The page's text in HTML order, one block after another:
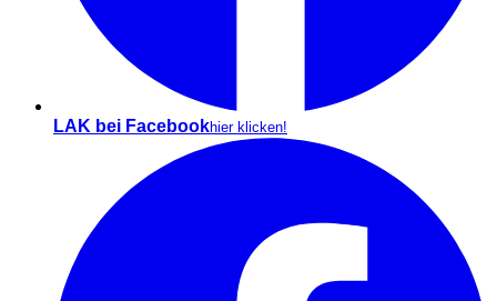
LAK bei Facebookhier klicken!